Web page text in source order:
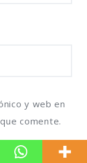
y web en
comente.